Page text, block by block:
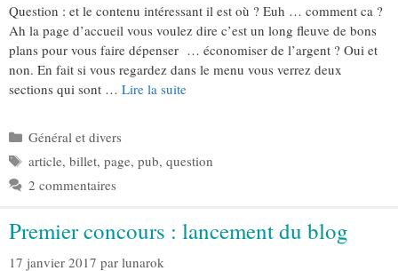
Question : et le contenu intéressant il est où ? Euh … comment ca ?
Ah la page d’accueil vous voulez dire c’est un long fleuve de bons
plans pour vous faire dépenser … économiser de l’argent ? Oui et
non. En fait si vous regardez dans le menu vous verrez deux
sections qui sont … Lire la suite
Catégories
Général et divers
Étiquettes
article, billet, page, pub, question
2 commentaires
Premier concours : lancement du blog
17 janvier 2017 par lunarok